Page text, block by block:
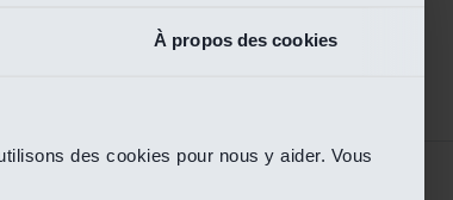
À propos des cookies
des cookies pour nous y aider. Vous